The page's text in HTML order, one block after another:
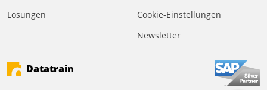
deutscher
den Weg vom
Mieteranliegen zum
Lösungen
Cookie-Einstellungen
Newsletter
Datatrain